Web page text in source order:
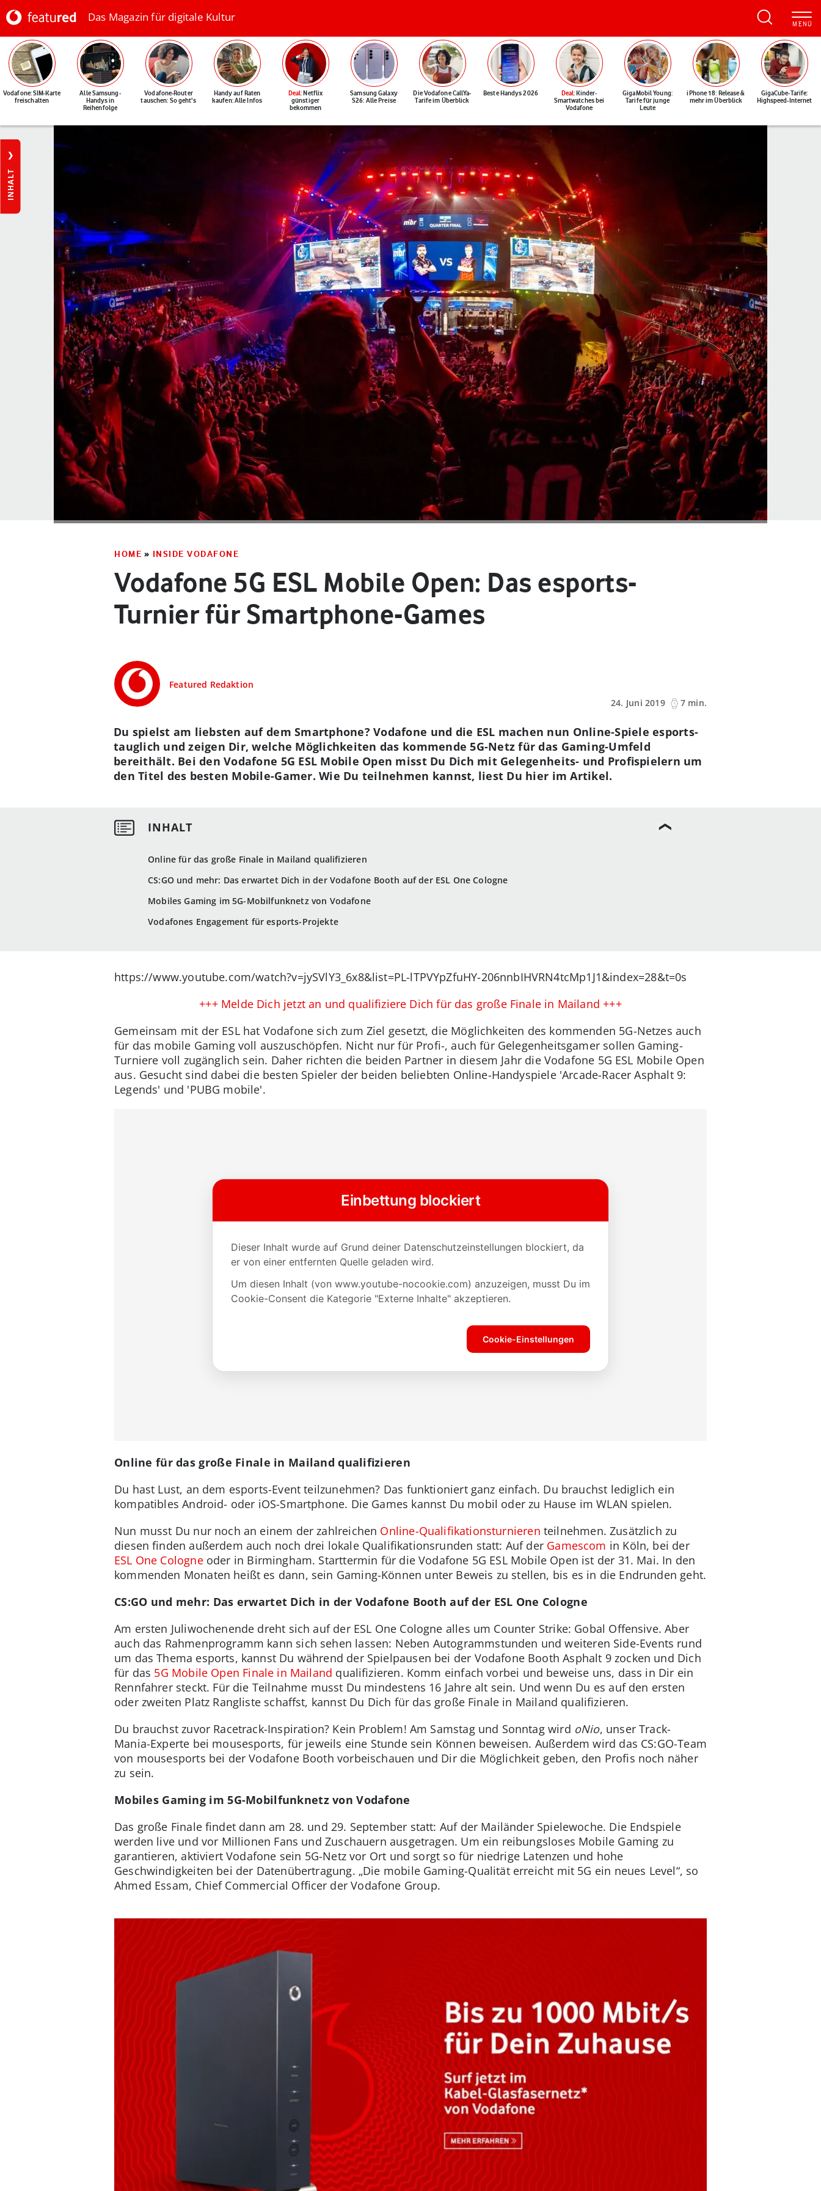
Das Magazin für digitale Kultur
Vodafone: SIM-Karte
freischalten
Alle Samsung-
Handys in
Reihenfolge
Vodafone-Router
tauschen: So geht's
Handy auf Raten
kaufen: Alle Infos
Deal: Netflix
günstiger
bekommen
Samsung Galaxy
S26: Alle Preise
Die Vodafone CallYa-
Tarife im Überblick
Beste Handys 2026 Deal: Kinder-
Smartwatches bei
Vodafone
GigaMobil Young:
Tarife für junge
Leute
iPhone 18: Release &
mehr im Überblick
GigaCube-Tarife:
Highspeed-Internet
INHALT
HOME » INSIDE VODAFONE
Vodafone 5G ESL Mobile Open: Das esports-
Turnier für Smartphone-Games
Featured Redaktion
24. Juni 2019
7 min.
Online für das große Finale in Mailand qualifizieren
CS:GO und mehr: Das erwartet Dich in der Vodafone Booth auf der ESL One Cologne
Mobiles Gaming im 5G-Mobilfunknetz von Vodafone
Vodafones Engagement für esports-Projekte
Du spielst am liebsten auf dem Smartphone? Vodafone und die ESL machen nun Online-Spiele esports-
tauglich und zeigen Dir, welche Möglichkeiten das kommende 5G-Netz für das Gaming-Umfeld
bereithält. Bei den Vodafone 5G ESL Mobile Open misst Du Dich mit Gelegenheits- und Profispielern um
den Titel des besten Mobile-Gamer. Wie Du teilnehmen kannst, liest Du hier im Artikel.
https://www.youtube.com/watch?v=jySVlY3_6x8&list=PL-lTPVYpZfuHY-206nnbIHVRN4tcMp1J1&index=28&t=0s
+++ Melde Dich jetzt an und qualifiziere Dich für das große Finale in Mailand +++
Gemeinsam mit der ESL hat Vodafone sich zum Ziel gesetzt, die Möglichkeiten des kommenden 5G-Netzes auch
für das mobile Gaming voll auszuschöpfen. Nicht nur für Profi-, auch für Gelegenheitsgamer sollen Gaming-
Turniere voll zugänglich sein. Daher richten die beiden Partner in diesem Jahr die Vodafone 5G ESL Mobile Open
aus. Gesucht sind dabei die besten Spieler der beiden beliebten Online-Handyspiele 'Arcade-Racer Asphalt 9:
Legends' und 'PUBG mobile'.
Online für das große Finale in Mailand qualifizieren
Du hast Lust, an dem esports-Event teilzunehmen? Das funktioniert ganz einfach. Du brauchst lediglich ein
kompatibles Android- oder iOS-Smartphone. Die Games kannst Du mobil oder zu Hause im WLAN spielen.
Nun musst Du nur noch an einem der zahlreichen Online-Qualifikationsturnieren teilnehmen. Zusätzlich zu
diesen finden außerdem auch noch drei lokale Qualifikationsrunden statt: Auf der Gamescom in Köln, bei der
ESL One Cologneoder in Birmingham. Starttermin für die Vodafone 5G ESL Mobile Open ist der 31. Mai. In den
kommenden Monaten heißt es dann, sein Gaming-Können unter Beweis zu stellen, bis es in die Endrunden geht.
CS:GO und mehr: Das erwartet Dich in der Vodafone Booth auf der ESL One Cologne
Am ersten Juliwochenende dreht sich auf der ESL One Cologne alles um Counter Strike: Gobal Offensive. Aber
auch das Rahmenprogramm kann sich sehen lassen: Neben Autogrammstunden und weiteren Side-Events rund
um das Thema esports, kannst Du während der Spielpausen bei der Vodafone Booth Asphalt 9 zocken und Dich
für das 5G Mobile Open Finale in Mailand qualifizieren. Komm einfach vorbei und beweise uns, dass in Dir ein
Rennfahrer steckt. Für die Teilnahme musst Du mindestens 16 Jahre alt sein. Und wenn Du es auf den ersten
oder zweiten Platz Rangliste schaffst, kannst Du Dich für das große Finale in Mailand qualifizieren.
Du brauchst zuvor Racetrack-Inspiration? Kein Problem! Am Samstag und Sonntag wird oNio, unser Track-
Mania-Experte bei mousesports, für jeweils eine Stunde sein Können beweisen. Außerdem wird das CS:GO-Team
von mousesports bei der Vodafone Booth vorbeischauen und Dir die Möglichkeit geben, den Profis noch näher
zu sein.
Mobiles Gaming im 5G-Mobilfunknetz von Vodafone
Das große Finale findet dann am 28. und 29. September statt: Auf der Mailänder Spielewoche. Die Endspiele
werden live und vor Millionen Fans und Zuschauern ausgetragen. Um ein reibungsloses Mobile Gaming zu
garantieren, aktiviert Vodafone sein 5G-Netz vor Ort und sorgt so für niedrige Latenzen und hohe
Geschwindigkeiten bei der Datenübertragung. „Die mobile Gaming-Qualität erreicht mit 5G ein neues Level“, so
Ahmed Essam, Chief Commercial Officer der Vodafone Group.